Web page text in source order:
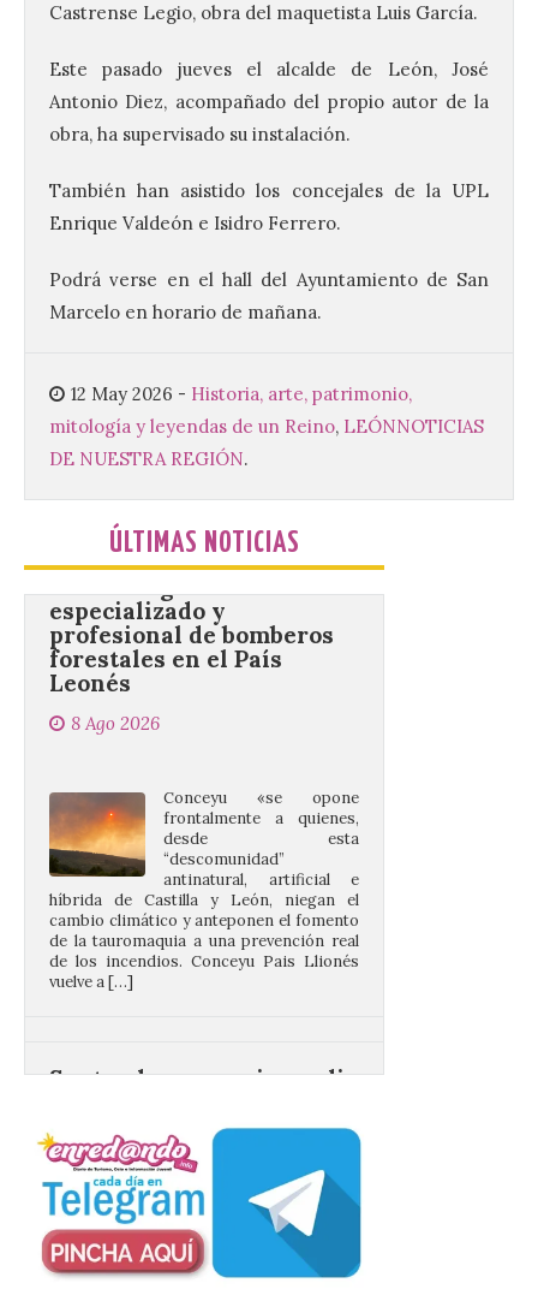
Castrense Legio, obra del maquetista Luis García.
Este pasado jueves el alcalde de León, José
Antonio Diez, acompañado del propio autor de la
obra, ha supervisado su instalación.
También han asistido los concejales de la UPL
Enrique Valdeón e Isidro Ferrero.
Podrá verse en el hall del Ayuntamiento de San
Marcelo en horario de mañana.
12 May 2026 - Historia, arte, patrimonio,
mitología y leyendas de un Reino, LEÓNNOTICIAS
DE NUESTRA REGIÓN.
ÚLTIMAS NOTICIAS
creación musical con el I
Concurso Internacional de
Composición Coral Sacra
Este certamen,
Universitario de Música
Sacra de la Universidad
Pontificia de Salamanca
podrán presentarse hasta el 30 de
noviembre. La Universidad, a […]
Conceyu vuelve a exigir
un contingente
especializado y
profesional de bomberos
forestales en el País
Leonés
8 Ago 2026
desde esta
“descomunidad”
antinatural, artificial e
híbrida de Castilla y León, niegan el
cambio climático y anteponen el fomento
de la tauromaquia a una prevención real
de los incendios. Conceyu Pais Llionés
vuelve a […]
público y evitar el
eclipse
8 Ago 2026
El TUS cuenta con líneas
que llegan a la zona en
puntos como el faro de